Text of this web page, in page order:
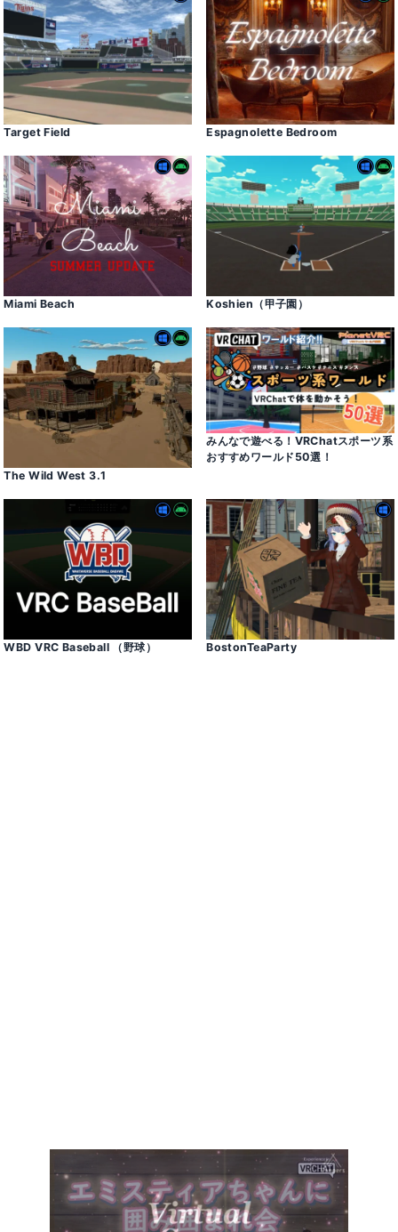
Target Field Espagnolette Bedroom
Miami Beach Koshien（甲子園）
The Wild West 3․1
みんなで遊べる！VRChatスポーツ系
おすすめワールド50選！
WBD VRC Baseball （野球） BostonTeaParty